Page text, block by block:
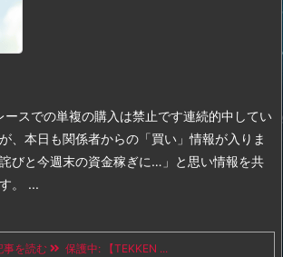
ースでの単複の購入は禁止です連続的中してい
、本日も関係者からの「買い」情報が入りま
びと今週末の資金稼ぎに…」と思い情報を共
。 ...
事を読む 保護中: 【TEKKEN ...